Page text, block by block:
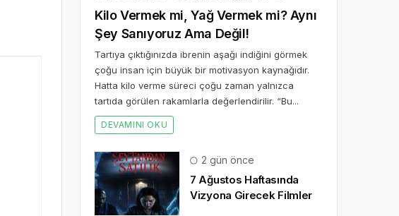
Kilo Vermek mi, Yağ Vermek mi? Aynı
Şey Sanıyoruz Ama Değil!
Tartıya çıktığınızda ibrenin aşağı indiğini görmek
çoğu insan için büyük bir motivasyon kaynağıdır.
Hatta kilo verme süreci çoğu zaman yalnızca
tartıda görülen rakamlarla değerlendirilir. “Bu...
DEVAMINI OKU
2 gün önce
7 Ağustos Haftasında
Vizyona Girecek Filmler